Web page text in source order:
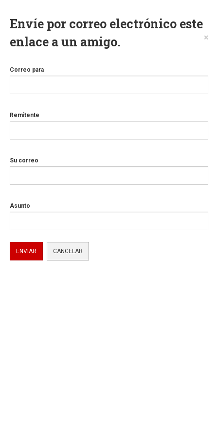
Envíe por correo electrónico este
enlace a un amigo.
×
Correo para
Remitente
Su correo
Asunto
ENVIAR CANCELAR